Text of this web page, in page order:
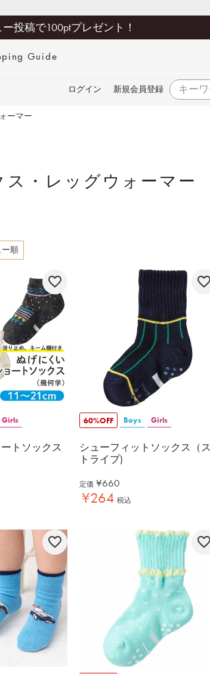
投稿で100ptプレゼント！
Guide
ログイン 新規会員登録
検索
ーマー
ス・レッグウォーマー
ー順
Girls
トソックス
60%OFF Boys Girls
シューフィットソックス（ス
トライプ)
定価 ¥660
¥264 税込